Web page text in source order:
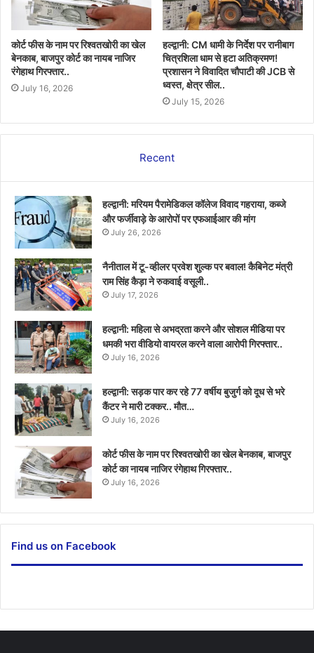
कोर्ट फीस के नाम पर रिश्वतखोरी का खेल
बेनकाब, बाजपुर कोर्ट का नायब नाजिर
रंगेहाथ गिरफ्तार..
July 16, 2026
हल्द्वानी: CM धामी के निर्देश पर रानीबाग
चित्रशिला धाम से हटा अतिक्रमण!
प्रशासन ने विवादित चौपाटी की JCB से
ध्वस्त, क्षेत्र सील..
July 15, 2026
Recent
हल्द्वानी: मरियम पैरामेडिकल कॉलेज विवाद गहराया, कब्जे
और फर्जीवाड़े के आरोपों पर एफआईआर की मांग
July 26, 2026
नैनीताल में टू-व्हीलर प्रवेश शुल्क पर बवाल! कैबिनेट मंत्री
राम सिंह कैड़ा ने रुकवाई वसूली..
July 17, 2026
हल्द्वानी: महिला से अभद्रता करने और सोशल मीडिया पर
धमकी भरा वीडियो वायरल करने वाला आरोपी गिरफ्तार..
July 16, 2026
हल्द्वानी: सड़क पार कर रहे 77 वर्षीय बुजुर्ग को दूध से भरे
कैंटर ने मारी टक्कर.. मौत…
July 16, 2026
कोर्ट फीस के नाम पर रिश्वतखोरी का खेल बेनकाब, बाजपुर
कोर्ट का नायब नाजिर रंगेहाथ गिरफ्तार..
July 16, 2026
Find us on Facebook